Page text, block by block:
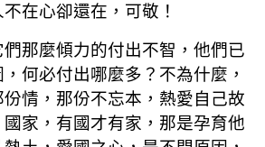
在心卻還在，可敬！
那麼傾力的付出不智，他們已
何必付出哪麼多？不為什麼，
情，那份不忘本，熱愛自己故
家，有國才有家，那是孕育他